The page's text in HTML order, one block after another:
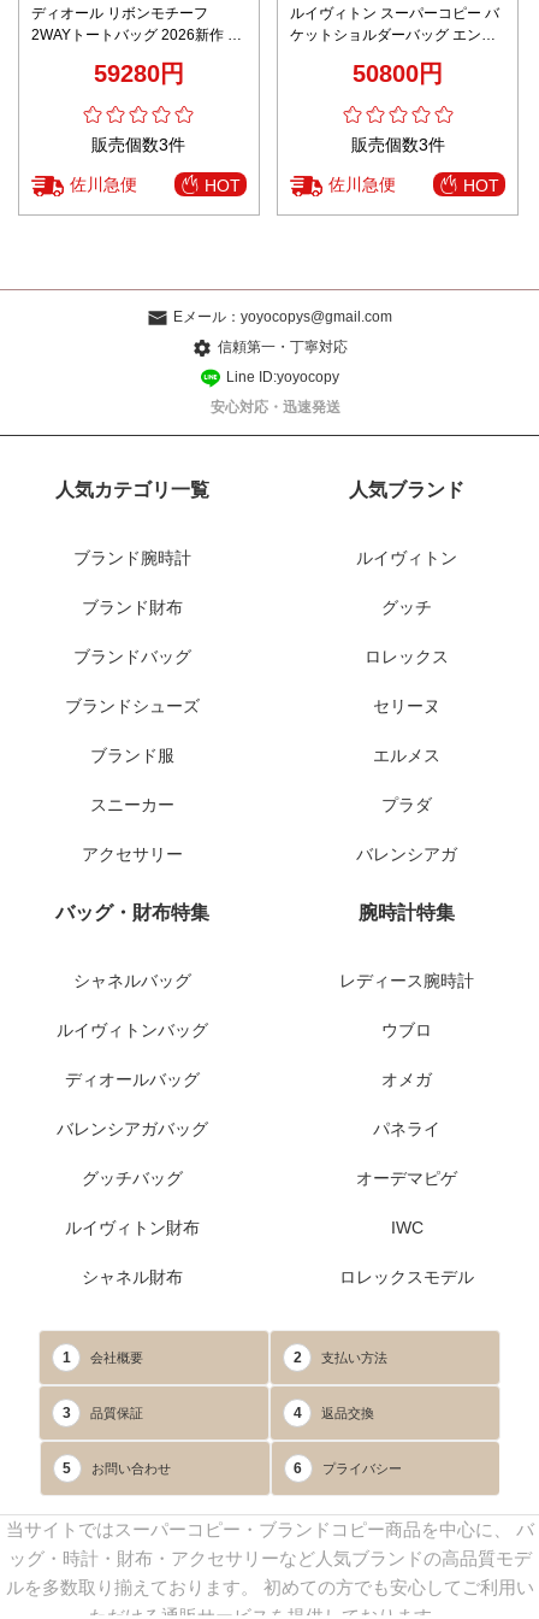
ディオール リボンモチーフ
2WAYトートバッグ 2026新作 ブ
ー 安全通販 高品質本革使用 精密
59280円
販売個数3件
佐川急便 HOT
ルイヴィトン スーパーコピー バ
ケットショルダーバッグ エンボ
50800円
販売個数3件
佐川急便 HOT
Eメール： yoyocopys@gmail.com
信頼第一・丁寧対応
Line ID:yoyocopy
安心対応・迅速発送
人気カテゴリ一覧
ブランド腕時計
ブランド財布
ブランドバッグ
ブランドシューズ
ブランド服
スニーカー
アクセサリー
人気ブランド
ルイヴィトン
グッチ
ロレックス
セリーヌ
エルメス
プラダ
バレンシアガ
バッグ・財布特集
シャネルバッグ
ルイヴィトンバッグ
ディオールバッグ
バレンシアガバッグ
グッチバッグ
ルイヴィトン財布
シャネル財布
腕時計特集
レディース腕時計
ウブロ
オメガ
パネライ
オーデマピゲ
IWC
ロレックスモデル
1 会社概要 2 支払い方法
3 品質保証 4 返品交換
5 お問い合わせ 6 プライバシー
当サイトではスーパーコピー・ブランドコピー商品を中心に、 バ
ッグ・時計・財布・アクセサリーなど人気ブランドの高品質モデ
ルを多数取り揃えております。 初めての方でも安心してご利用い